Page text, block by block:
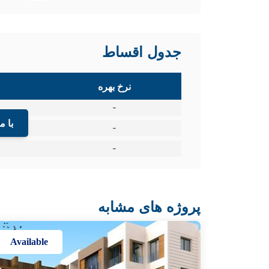
جدول اقساط
با
نرخ بهره
-
-
-
پروژه های مشابه
Available